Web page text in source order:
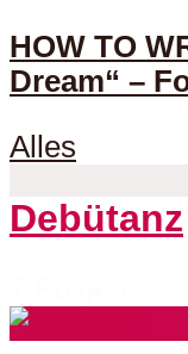
HOW TO
Dream“ –
Alles
Debütanz